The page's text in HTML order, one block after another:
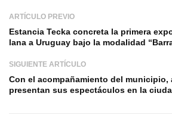
ARTÍCULO PREVIO
Estancia Tecka concreta la primera
lana a Uruguay bajo la modalidad
SIGUIENTE ARTÍCULO
Con el acompañamiento del municipio,
presentan sus espectáculos en la